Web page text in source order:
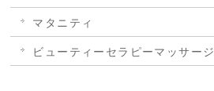
マタニティ
ビューティーセラピーマッサージ